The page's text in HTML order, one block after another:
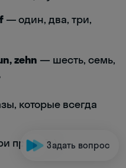
— один, два, три,
zehn — шесть, семь,
которые всегда
просьбе)Задать вопрос